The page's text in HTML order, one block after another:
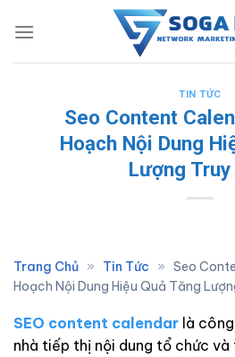
TIN TỨC
Seo Content
Hoạch Nội Dung
Lượng Truy
Trang Chủ » Tin Tức » Seo
Hoạch Nội Dung Hiệu Quả Tăng
SEO content calendar là
nhà tiếp thị nội dung tổ chức